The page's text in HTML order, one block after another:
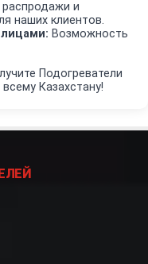
распродажи и
наших клиентов.
Возможность
Подогреватели
Казахстану!